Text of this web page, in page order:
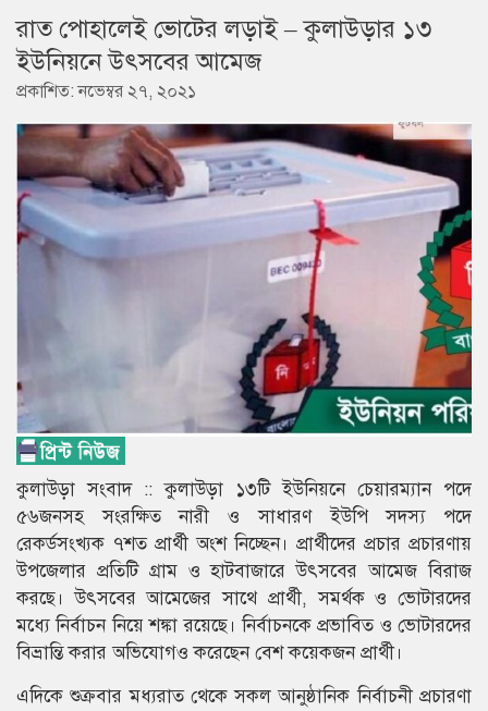
রাত পোহালেই ভোটের লড়াই – কুলাউড়ার ১৩
ইউনিয়নে উৎসবের আমেজ
প্রকাশিত: নভেম্বর ২৭, ২০২১
কুলাউড়া সংবাদ :: কুলাউড়া ১৩টি ইউনিয়নে চেয়ারম্যান পদে
৫৬জনসহ সংরক্ষিত নারী ও সাধারণ ইউপি সদস্য পদে
রেকর্ডসংখ্যক ৭শত প্রার্থী অংশ নিচ্ছেন। প্রার্থীদের প্রচার প্রচারণায়
উপজেলার প্রতিটি গ্রাম ও হাটবাজারে উৎসবের আমেজ বিরাজ
করছে। উৎসবের আমেজের সাথে প্রার্থী, সমর্থক ও ভোটারদের
মধ্যে নির্বাচন নিয়ে শঙ্কা রয়েছে। নির্বাচনকে প্রভাবিত ও ভোটারদের
বিভ্রান্তি করার অভিযোগও করেছেন বেশ কয়েকজন প্রার্থী।
এদিকে শুক্রবার মধ্যরাত থেকে সকল আনুষ্ঠানিক নির্বাচনী প্রচারণা